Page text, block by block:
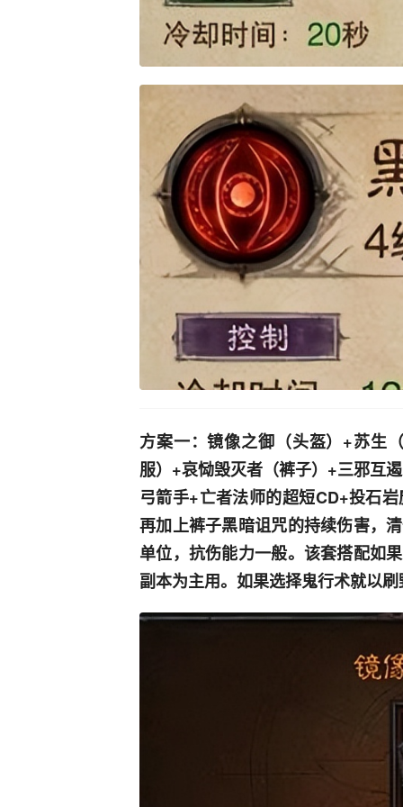
方案一：镜像之御（头盔）+苏生
服）+哀恸毁灭者（裤子）+三邪互
弓箭手+亡者法师的超短CD+投石
再加上裤子黑暗诅咒的持续伤害，
单位，抗伤能力一般。该套搭配如
副本为主用。如果选择鬼行术就以